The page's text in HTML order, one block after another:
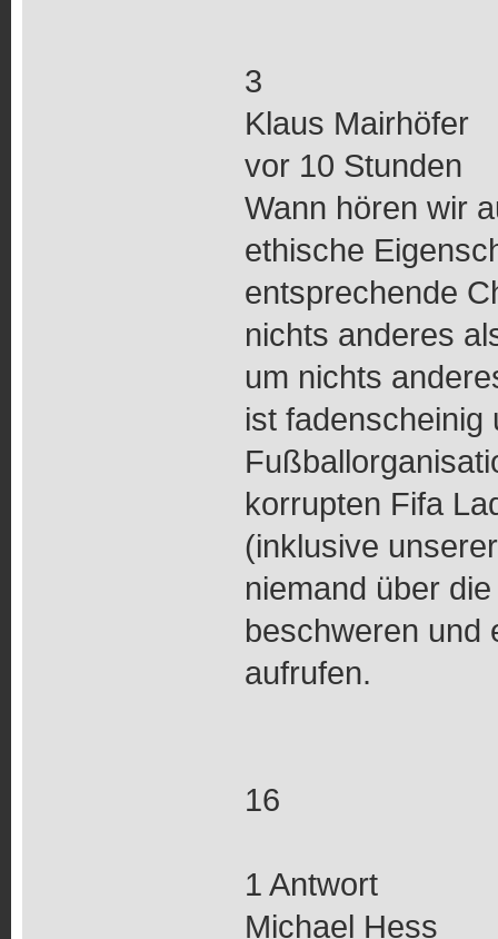
3
Klaus Mairhöfer
vor 10 Stunden
Wann hören wir
ethische
entsprechende
nichts anderes
um nichts
ist fadenscheinig
korrupten Fifa
(inklusive
niemand über
beschweren und
aufrufen.
16
1 Antwort
Michael Hess